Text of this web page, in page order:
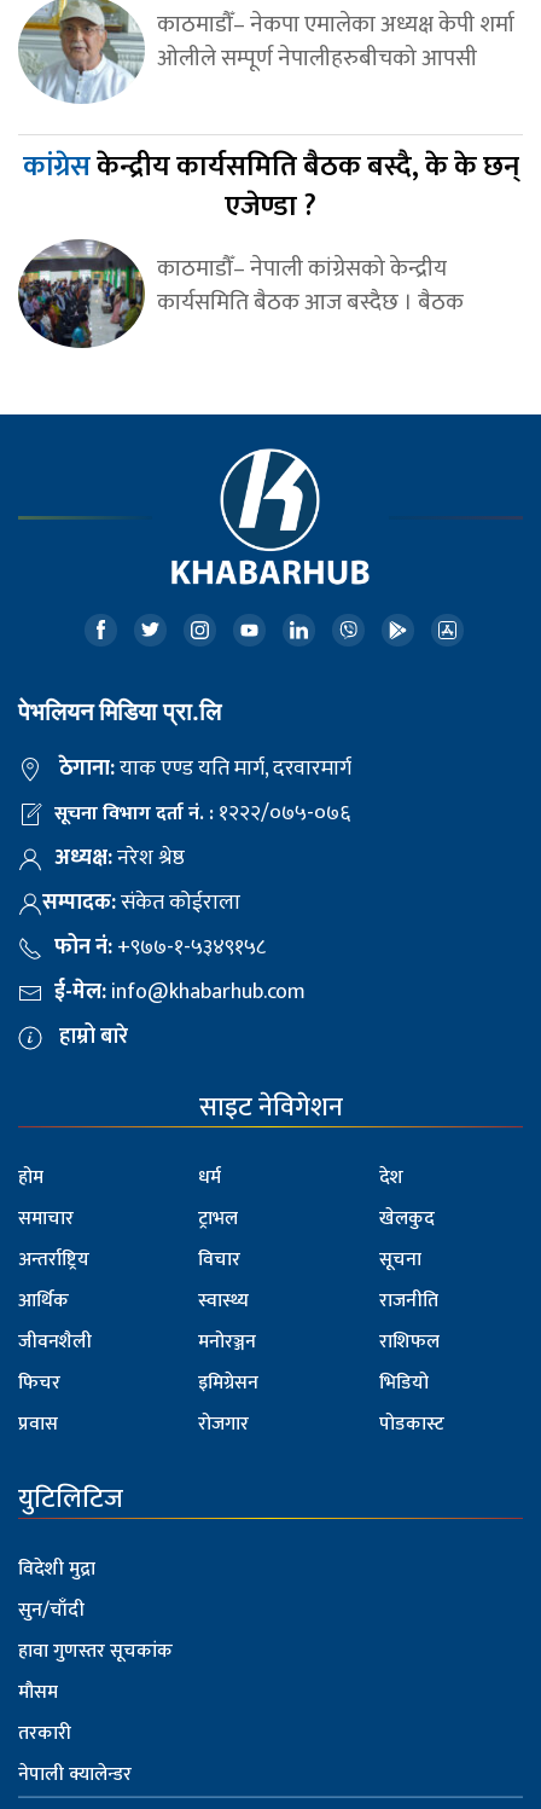
काठमाडौँ– नेकपा एमालेका अध्यक्ष केपी शर्मा
ओलीले सम्पूर्ण नेपालीहरुबीचको आपसी
कांग्रेसकेन्द्रीय कार्यसमिति बैठक बस्दै, के के छन्
एजेण्डा ?
काठमाडौँ– नेपाली कांग्रेसको केन्द्रीय
कार्यसमिति बैठक आज बस्दैछ । बैठक
पेभलियन मिडिया प्रा.लि
ठेगाना:याक एण्ड यति मार्ग, दरवारमार्ग
सूचना विभाग दर्ता नं. :१२२२/०७५-०७६
अध्यक्ष:नरेश श्रेष्ठ
सम्पादक:संकेत कोईराला
फोन नं:+९७७-१-५३४९१५८
ई-मेल:info@khabarhub.com
हाम्रो बारे
साइट नेविगेशन
होम
समाचार
अन्तर्राष्ट्रिय
आर्थिक
जीवनशैली
फिचर
प्रवास
धर्म
ट्राभल
विचार
स्वास्थ्य
मनोरञ्जन
इमिग्रेसन
रोजगार
देश
खेलकुद
सूचना
राजनीति
राशिफल
भिडियो
पोडकास्ट
युटिलिटिज
विदेशी मुद्रा
सुन/चाँदी
हावा गुणस्तर सूचकांक
मौसम
तरकारी
नेपाली क्यालेन्डर